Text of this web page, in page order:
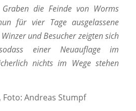
die Feinde von Worms
für vier Tage ausgelassene
und Besucher zeigten sich
einer Neuauflage im
nichts im Wege stehen
Andreas Stumpf